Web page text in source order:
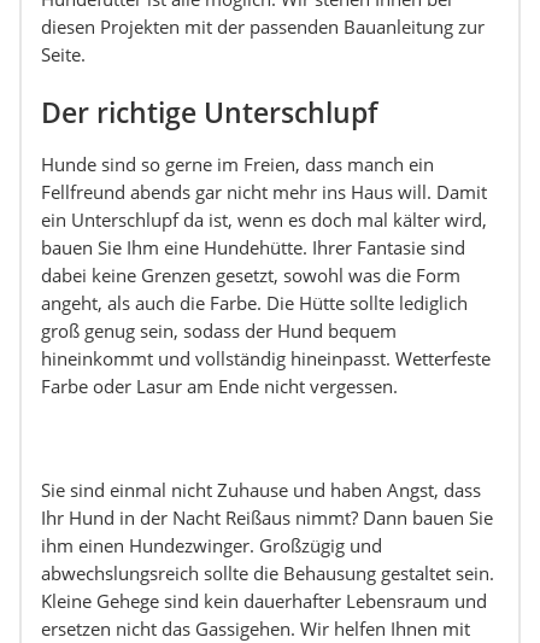
diesen Projekten mit der passenden Bauanleitung zur
Seite.
Der richtige Unterschlupf
Hunde sind so gerne im Freien, dass manch ein
Fellfreund abends gar nicht mehr ins Haus will. Damit
ein Unterschlupf da ist, wenn es doch mal kälter wird,
bauen Sie Ihm eine Hundehütte. Ihrer Fantasie sind
dabei keine Grenzen gesetzt, sowohl was die Form
angeht, als auch die Farbe. Die Hütte sollte lediglich
groß genug sein, sodass der Hund bequem
hineinkommt und vollständig hineinpasst. Wetterfeste
Farbe oder Lasur am Ende nicht vergessen.
Sie sind einmal nicht Zuhause und haben Angst, dass
Ihr Hund in der Nacht Reißaus nimmt? Dann bauen Sie
ihm einen Hundezwinger. Großzügig und
abwechslungsreich sollte die Behausung gestaltet sein.
Kleine Gehege sind kein dauerhafter Lebensraum und
ersetzen nicht das Gassigehen. Wir helfen Ihnen mit